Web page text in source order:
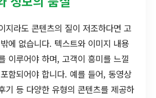
지라도 콘텐츠의 질이 저조하다면 고
에 없습니다. 텍스트와 이미지 내용
이루어야 하며, 고객이 흥미를 느낄
함되어야 합니다. 예를 들어, 동영상
기 등 다양한 유형의 콘텐츠를 제공하